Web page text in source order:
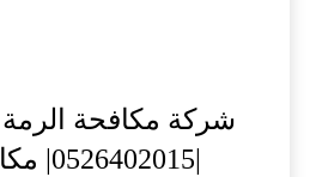
شركة مكافحة